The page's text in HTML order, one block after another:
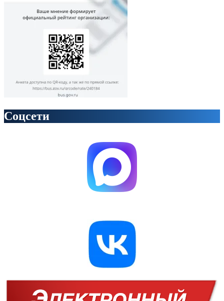
Соцсети